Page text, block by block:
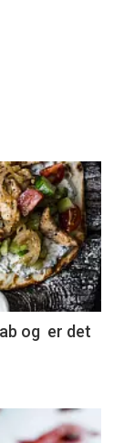
og er det